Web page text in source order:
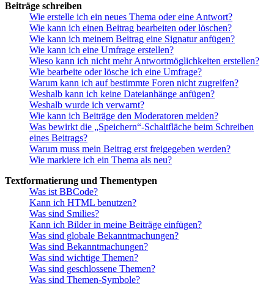
Beiträge schreiben
Wie erstelle ich ein neues Thema oder eine Antwort?
Wie kann ich einen Beitrag bearbeiten oder löschen?
Wie kann ich meinem Beitrag eine Signatur anfügen?
Wie kann ich eine Umfrage erstellen?
Wieso kann ich nicht mehr Antwortmöglichkeiten erstellen?
Wie bearbeite oder lösche ich eine Umfrage?
Warum kann ich auf bestimmte Foren nicht zugreifen?
Weshalb kann ich keine Dateianhänge anfügen?
Weshalb wurde ich verwarnt?
Wie kann ich Beiträge den Moderatoren melden?
Was bewirkt die „Speichern“-Schaltfläche beim Schreiben
eines Beitrags?
Warum muss mein Beitrag erst freigegeben werden?
Wie markiere ich ein Thema als neu?
Textformatierung und Thementypen
Was ist BBCode?
Kann ich HTML benutzen?
Was sind Smilies?
Kann ich Bilder in meine Beiträge einfügen?
Was sind globale Bekanntmachungen?
Was sind Bekanntmachungen?
Was sind wichtige Themen?
Was sind geschlossene Themen?
Was sind Themen-Symbole?